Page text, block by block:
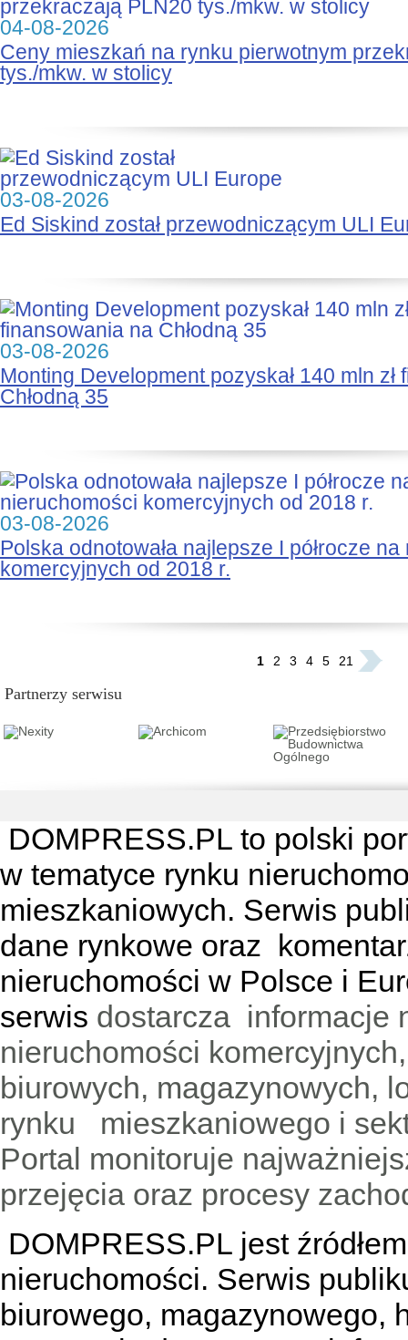
04-08-2026
Ceny mieszkań na rynku pierwotnym
tys./mkw. w stolicy
03-08-2026
Ed Siskind został przewodniczącym ULI
03-08-2026
Monting Development pozyskał 140 mln zł
Chłodną 35
03-08-2026
Polska odnotowała najlepsze I półrocze
komercyjnych od 2018 r.
1 2 3 4 5 21
Partnerzy serwisu
DOMPRESS.PL to polski
w tematyce rynku
mieszkaniowych. Serwis
dane rynkowe oraz
nieruchomości w Polsce i
serwis dostarcza informacje
nieruchomości
biurowych, magazynowych,
rynku mieszkaniowego i
Portal monitoruje
przejęcia oraz procesy
DOMPRESS.PL jest
nieruchomości. Serwis
biurowego, magazynowego,